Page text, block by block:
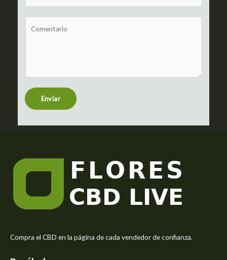
u
b
t
r
s
e
Enviar
Compra el CBD en la página de cada vendedor de confianza.